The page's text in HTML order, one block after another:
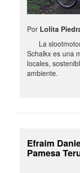
Por Lolita
La slootmotor
Schalkx es una
locales,
ambiente.
Efraim
Pamesa